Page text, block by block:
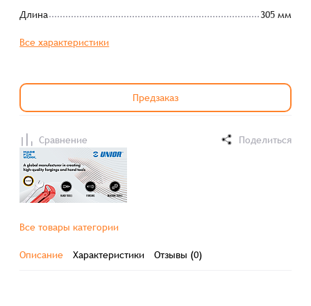
Длина
305 мм
Все характеристики
Предзаказ
Сравнение Поделиться
Все товары категории
Описание Характеристики Отзывы (0)